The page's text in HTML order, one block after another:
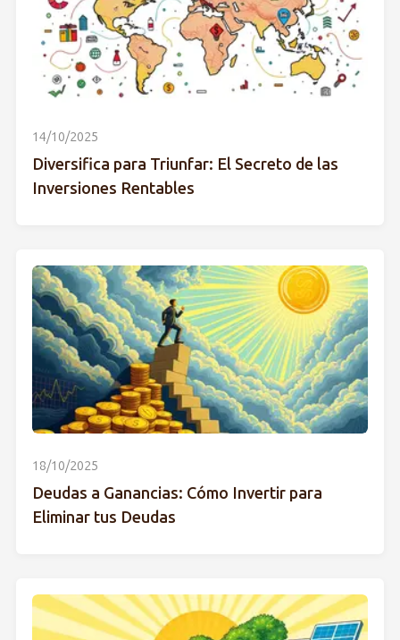
14/10/2025
Diversifica para Triunfar: El Secreto de las
Inversiones Rentables
18/10/2025
Deudas a Ganancias: Cómo Invertir para
Eliminar tus Deudas